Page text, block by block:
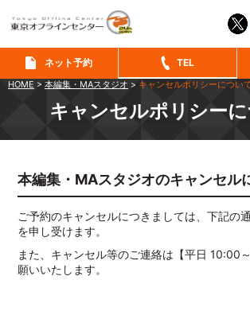
ネット予約 TEL
HOME > 本編集・MAスタジオ > キャンセルポリシーについ
キャンセルポリシー
本編集・MAスタジオのキャンセル
ご予約のキャンセルにつきましては、下記の
を申し受けます。
また、キャンセル等のご連絡は【平日 10:00
願いいたします。